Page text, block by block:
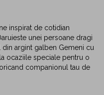
inspirat de cotidian
unei persoane dragi
argint galben Gemeni cu
ocaziile speciale pentru o
companionul tau de